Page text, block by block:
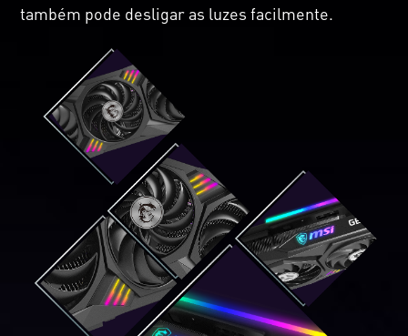
também pode desligar as luzes facilmente.